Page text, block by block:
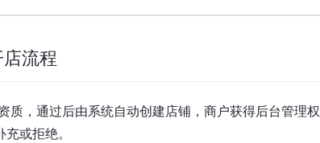
流程
质，通过后由系统自动创建店铺，商户获得后台管理
或拒绝。